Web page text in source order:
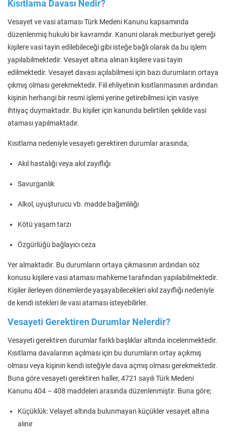
Kısıtlama Davası Nedir?
Vesayet ve vasi ataması Türk Medeni Kanunu kapsamında
düzenlenmiş hukuki bir kavramdır. Kanuni olarak mecburiyet gereği
kişilere vasi tayin edilebileceği gibi isteğe bağlı olarak da bu işlem
yapılabilmektedir. Vesayet altına alınan kişilere vasi tayin
edilmektedir. Vesayet davası açılabilmesi için bazı durumların ortaya
çıkmış olması gerekmektedir. Fiil ehliyetinin kısıtlanmasının ardından
kişinin herhangi bir resmi işlemi yerine getirebilmesi için vasiye
ihtiyaç duymaktadır. Bu kişiler için kanunda belirtilen şekilde vasi
ataması yapılmaktadır.
Kısıtlama nedeniyle vesayeti gerektiren durumlar arasında;
Akıl hastalığı veya akıl zayıflığı
Savurganlık
Alkol, uyuşturucu vb. madde bağımlılığı
Kötü yaşam tarzı
Özgürlüğü bağlayıcı ceza
Yer almaktadır. Bu durumların ortaya çıkmasının ardından söz
konusu kişilere vasi ataması mahkeme tarafından yapılabilmektedir.
Kişiler ilerleyen dönemlerde yaşayabilecekleri akıl zayıflığı nedeniyle
de kendi istekleri ile vasi ataması isteyebilirler.
Vesayeti Gerektiren Durumlar Nelerdir?
Vesayeti gerektiren durumlar farklı başlıklar altında incelenmektedir.
Kısıtlama davalarının açılması için bu durumların ortay açıkmış
olması veya kişinin kendi isteğiyle dava açmış olması gerekmektedir.
Buna göre vesayeti gerektiren haller, 4721 sayılı Türk Medeni
Kanunu 404 – 408 maddeleri arasında düzenlenmiştir. Buna göre;
Küçüklük: Velayet altında bulunmayan küçükler vesayet altına
alınır